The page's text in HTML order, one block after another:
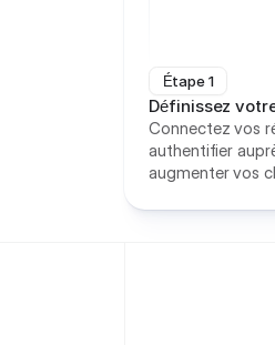
Étape 1
Définissez
Connectez vos
authentifier
augmenter vos